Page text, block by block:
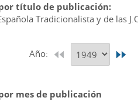
título de publicación
Tradicionalista y de las
Año:
mes de publicación